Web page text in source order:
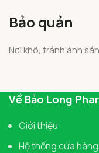
Bảo quản
Nơi khô, tránh ánh
Về Bảo Long
Giới thiệu
Hệ thống cửa hàng